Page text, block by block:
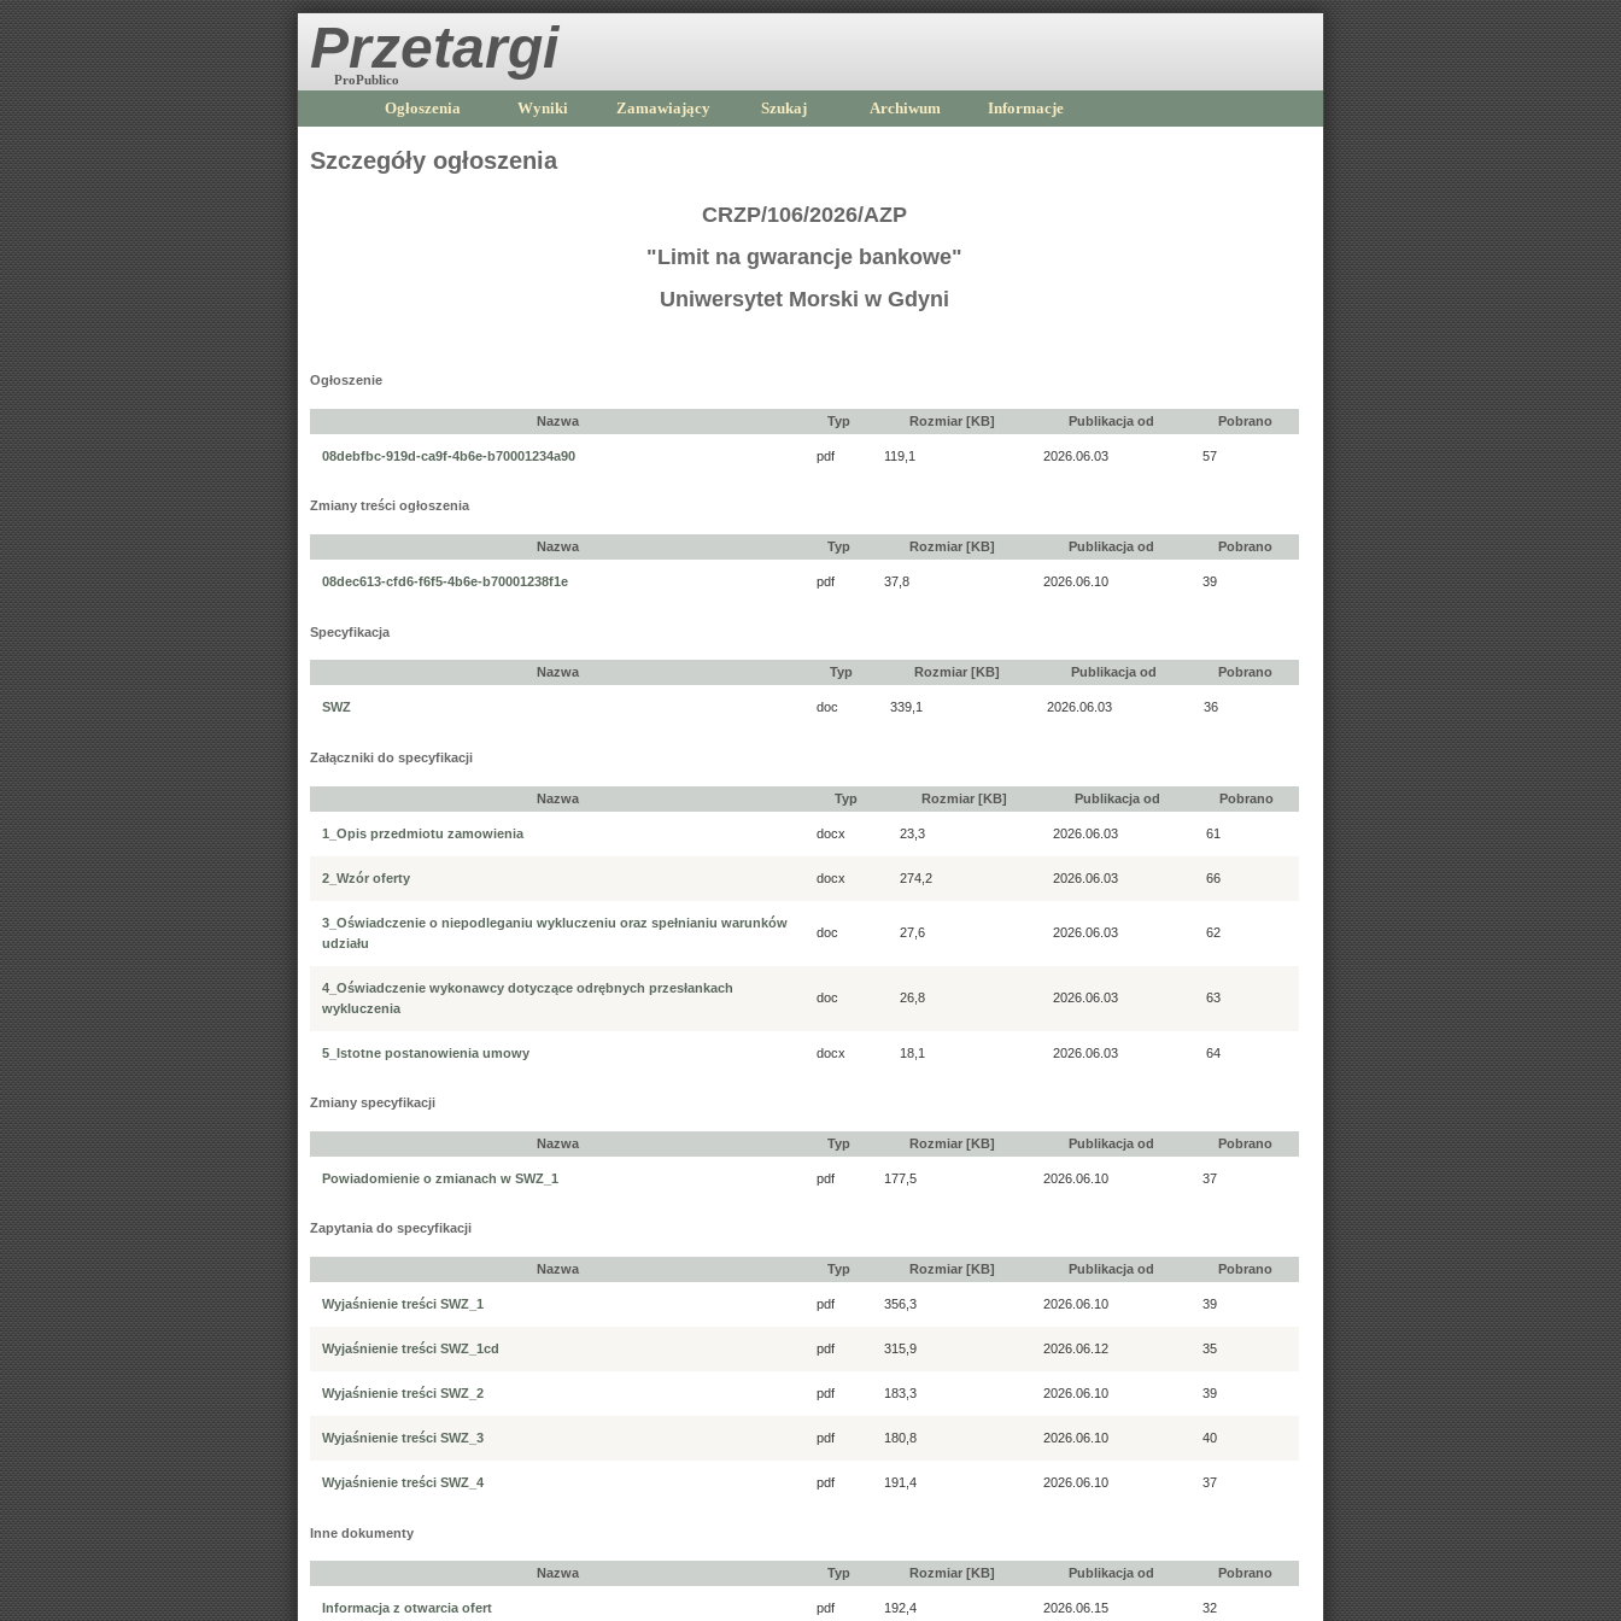
Przetargi
ProPublico
Ogłoszenia Wyniki Zamawiający Szukaj Archiwum Informacje
Szczegóły ogłoszenia
CRZP/106/2026/AZP
"Limit na gwarancje bankowe"
Uniwersytet Morski w Gdyni
Ogłoszenie
Nazwa Typ Rozmiar [KB] Publikacja od Pobrano
08debfbc-919d-ca9f-4b6e-b70001234a90 pdf 119,1 2026.06.03 57
Zmiany treści ogłoszenia
Nazwa Typ Rozmiar [KB] Publikacja od Pobrano
08dec613-cfd6-f6f5-4b6e-b70001238f1e pdf 37,8 2026.06.10 39
Specyfikacja
Nazwa Typ Rozmiar [KB] Publikacja od Pobrano
SWZ doc 339,1 2026.06.03 36
Załączniki do specyfikacji
Nazwa Typ Rozmiar [KB] Publikacja od Pobrano
1_Opis przedmiotu zamowienia docx 23,3 2026.06.03 61
2_Wzór oferty docx 274,2 2026.06.03 66
3_Oświadczenie o niepodleganiu wykluczeniu oraz spełnianiu warunków
udziału
doc 27,6 2026.06.03 62
4_Oświadczenie wykonawcy dotyczące odrębnych przesłankach
wykluczenia
doc 26,8 2026.06.03 63
5_Istotne postanowienia umowy docx 18,1 2026.06.03 64
Zmiany specyfikacji
Nazwa Typ Rozmiar [KB] Publikacja od Pobrano
Powiadomienie o zmianach w SWZ_1 pdf 177,5 2026.06.10 37
Zapytania do specyfikacji
Nazwa Typ Rozmiar [KB] Publikacja od Pobrano
Wyjaśnienie treści SWZ_1 pdf 356,3 2026.06.10 39
Wyjaśnienie treści SWZ_1cd pdf 315,9 2026.06.12 35
Wyjaśnienie treści SWZ_2 pdf 183,3 2026.06.10 39
Wyjaśnienie treści SWZ_3 pdf 180,8 2026.06.10 40
Wyjaśnienie treści SWZ_4 pdf 191,4 2026.06.10 37
Inne dokumenty
Nazwa Typ Rozmiar [KB] Publikacja od Pobrano
Informacja z otwarcia ofert pdf 192,4 2026.06.15 32